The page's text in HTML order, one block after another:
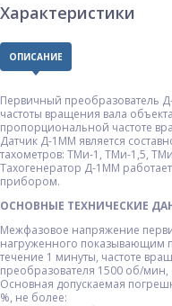
Характеристики
ОПИСАНИЕ
Первичный преобразователь
частоты вращения вала
пропорциональной частоте
Датчик Д-1ММ является
тахометров: ТМи-1, ТМи-1,5,
Тахогенератор Д-1ММ
прибором.
ОСНОВНЫЕ ТЕХНИЧЕСКИЕ
Межфазовое напряжение
нагруженного показывающим
течение 1 минуты, частоте
преобразователя 1500 об/мин,
Основная допускаемая
%, не более: